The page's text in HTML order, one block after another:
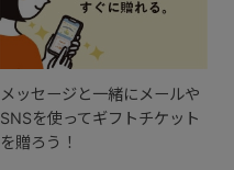
メッセージと一緒にメールや
SNSを使ってギフトチケット
を贈ろう！